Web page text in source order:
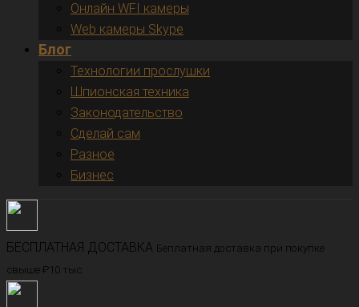
Онлайн WFI камеры
Web камеры Skype
Блог
Технологии прослушки
Шпионская техника
Законодательство
Сделай сам
Разное
Бизнес
БЕСПЛАТНАЯ ДОСТАВКА Беплатная доставка при покупке
свыше ₽10 тыс.